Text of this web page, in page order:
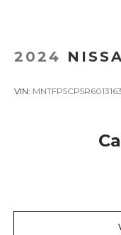
2024
VIN: MNTFP5CP5R6013163